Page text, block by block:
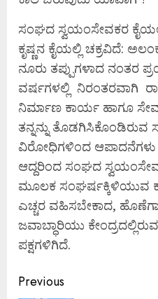
ಸಂಘದ ಸ್ವಯಂಸೇವಕರ
ಕೃಷ್ಣನ ಕೈಯಲ್ಲಿ ಚಕ್ರವಿದೆ:
ನೂರು ತಪ್ಪುಗಳಾದ ನಂತರ
ವರ್ಷಗಳಲ್ಲಿ ನಿರಂತರವಾಗಿ
ನಿರ್ಮಾಣ ಕಾರ್ಯ ಹಾಗೂ
ತನ್ನನ್ನು
ವಿರೋಧಿಗಳಿಂದ ಆಪಾದನೆಗಳು
ಆದ್ದರಿಂದ ಸಂಘದ
ಮೂಲಕ ಸಂಘರ್ಷಕ್ಕಿಳಿಯುವ
ಎಚ್ಚರ ವಹಿಸಬೇಕಾದ,
ಜವಾಬ್ಧಾರಿಯು
ಪಕ್ಷಗಳಿಗಿದೆ.
Continue
Previous